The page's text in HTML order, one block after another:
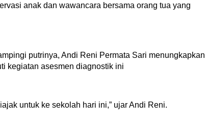
anak dan wawancara bersama orang tua yang
putrinya, Andi Reni Permata Sari menungkapkan
kegiatan asesmen diagnostik ini
untuk ke sekolah hari ini,” ujar Andi Reni.